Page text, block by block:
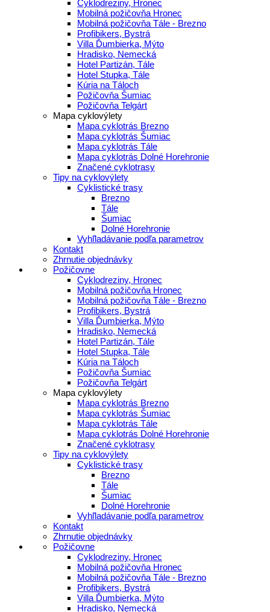
Cyklodreziny, Hronec
Mobilná požičovňa Hronec
Mobilná požičovňa Tále - Brezno
Profibikers, Bystrá
Villa Ďumbierka, Mýto
Hradisko, Nemecká
Hotel Partizán, Tále
Hotel Stupka, Tále
Kúria na Táloch
Požičovňa Šumiac
Požičovňa Telgárt
Mapa cyklovýlety
Mapa cyklotrás Brezno
Mapa cyklotrás Šumiac
Mapa cyklotrás Tále
Mapa cyklotrás Dolné Horehronie
Značené cyklotrasy
Tipy na cyklovýlety
Cyklistické trasy
Brezno
Tále
Šumiac
Dolné Horehronie
Vyhľladávanie podľa parametrov
Kontakt
Zhrnutie objednávky
Požičovne
Cyklodreziny, Hronec
Mobilná požičovňa Hronec
Mobilná požičovňa Tále - Brezno
Profibikers, Bystrá
Villa Ďumbierka, Mýto
Hradisko, Nemecká
Hotel Partizán, Tále
Hotel Stupka, Tále
Kúria na Táloch
Požičovňa Šumiac
Požičovňa Telgárt
Mapa cyklovýlety
Mapa cyklotrás Brezno
Mapa cyklotrás Šumiac
Mapa cyklotrás Tále
Mapa cyklotrás Dolné Horehronie
Značené cyklotrasy
Tipy na cyklovýlety
Cyklistické trasy
Brezno
Tále
Šumiac
Dolné Horehronie
Vyhľladávanie podľa parametrov
Kontakt
Zhrnutie objednávky
Požičovne
Cyklodreziny, Hronec
Mobilná požičovňa Hronec
Mobilná požičovňa Tále - Brezno
Profibikers, Bystrá
Villa Ďumbierka, Mýto
Hradisko, Nemecká